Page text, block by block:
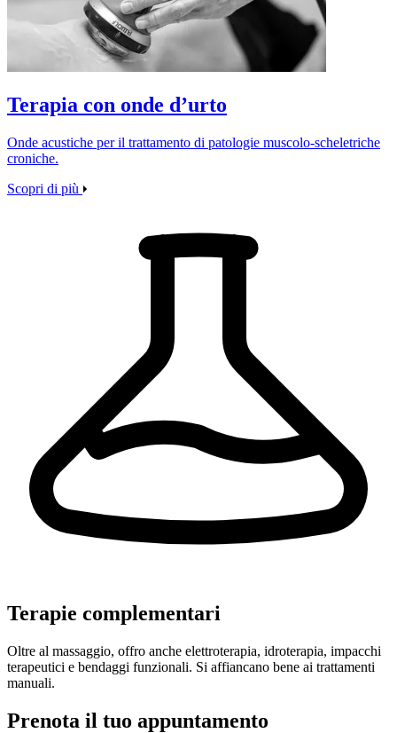
Terapia con onde d’urto
Onde acustiche per il trattamento di patologie muscolo‑scheletriche
croniche.
Scopri di più
Terapie complementari
Oltre al massaggio, offro anche elettroterapia, idroterapia, impacchi
terapeutici e bendaggi funzionali. Si affiancano bene ai trattamenti
manuali.
Prenota il tuo appuntamento